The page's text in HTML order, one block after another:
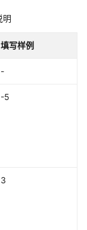
明
填写样例
-
-5
3